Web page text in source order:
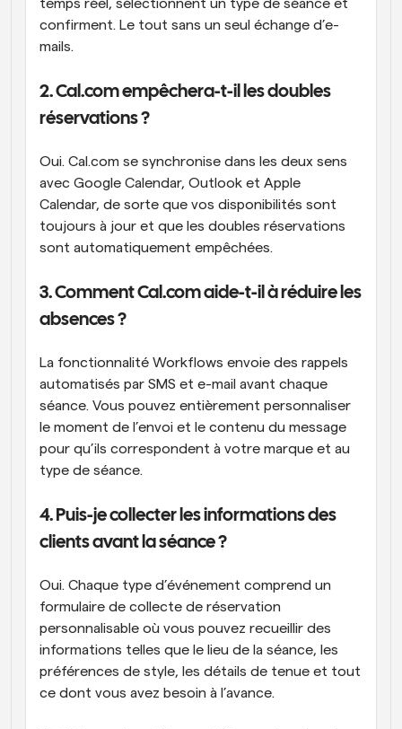
temps réel, sélectionnent un type de séance et
confirment. Le tout sans un seul échange d’e-
mails.
2. Cal.com empêchera-t-il les doubles
réservations ?
Oui. Cal.com se synchronise dans les deux sens
avec Google Calendar, Outlook et Apple
Calendar, de sorte que vos disponibilités sont
toujours à jour et que les doubles réservations
sont automatiquement empêchées.
3. Comment Cal.com aide-t-il à réduire les
absences ?
La fonctionnalité Workflows envoie des rappels
automatisés par SMS et e-mail avant chaque
séance. Vous pouvez entièrement personnaliser
le moment de l’envoi et le contenu du message
pour qu’ils correspondent à votre marque et au
type de séance.
4. Puis-je collecter les informations des
clients avant la séance ?
Oui. Chaque type d’événement comprend un
formulaire de collecte de réservation
personnalisable où vous pouvez recueillir des
informations telles que le lieu de la séance, les
préférences de style, les détails de tenue et tout
ce dont vous avez besoin à l’avance.